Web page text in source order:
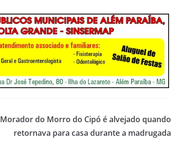
Morador do Morro do Cipó é alvejado quando
retornava para casa durante a madrugada